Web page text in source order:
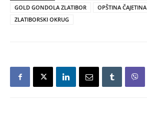
GOLD GONDOLA ZLATIBOR OPŠTINA ČAJETINA
ZLATIBORSKI OKRUG